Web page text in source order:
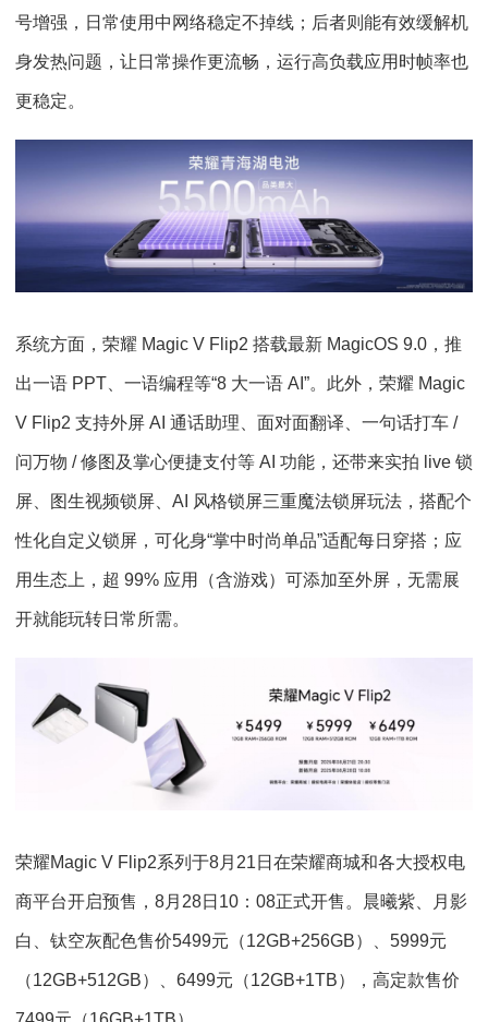
号增强，日常使用中网络稳定不掉线；后者则能有效缓解机
身发热问题，让日常操作更流畅，运行高负载应用时帧率也
更稳定。
系统方面，荣耀 Magic V Flip2 搭载最新 MagicOS 9.0，推
出一语 PPT、一语编程等“8 大一语 AI”。此外，荣耀 Magic
V Flip2 支持外屏 AI 通话助理、面对面翻译、一句话打车 /
问万物 / 修图及掌心便捷支付等 AI 功能，还带来实拍 live 锁
屏、图生视频锁屏、AI 风格锁屏三重魔法锁屏玩法，搭配个
性化自定义锁屏，可化身“掌中时尚单品”适配每日穿搭；应
用生态上，超 99% 应用（含游戏）可添加至外屏，无需展
开就能玩转日常所需。
荣耀Magic V Flip2系列于8月21日在荣耀商城和各大授权电
商平台开启预售，8月28日10：08正式开售。晨曦紫、月影
白、钛空灰配色售价5499元（12GB+256GB）、5999元
（12GB+512GB）、6499元（12GB+1TB），高定款售价